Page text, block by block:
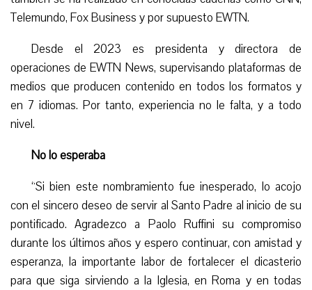
Telemundo, Fox Business y por supuesto EWTN.
Desde el 2023 es presidenta y directora de
operaciones de EWTN News, supervisando plataformas de
medios que producen contenido en todos los formatos y
en 7 idiomas. Por tanto, experiencia no le falta, y a todo
nivel.
No lo esperaba
“Si bien este nombramiento fue inesperado, lo acojo
con el sincero deseo de servir al Santo Padre al inicio de su
pontificado. Agradezco a Paolo Ruffini su compromiso
durante los últimos años y espero continuar, con amistad y
esperanza, la importante labor de fortalecer el dicasterio
para que siga sirviendo a la Iglesia, en Roma y en todas